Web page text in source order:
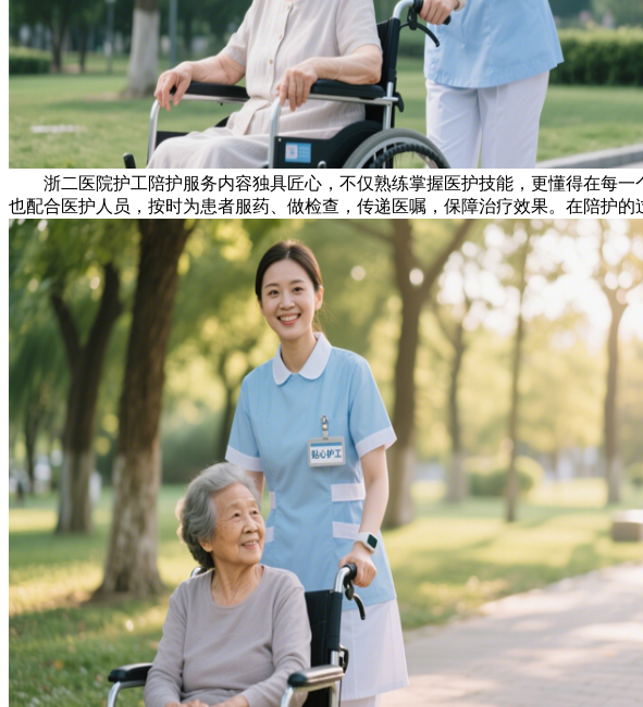
浙二医院护工陪护服务内容独具匠心，不仅熟练掌握医护技能，更懂得在每一
也配合医护人员，按时为患者服药、做检查，传递医嘱，保障治疗效果。在陪护